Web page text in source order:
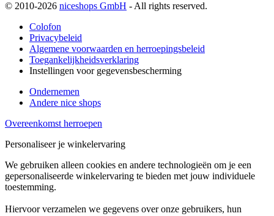
© 2010-2026 niceshops GmbH - All rights reserved.
Colofon
Privacybeleid
Algemene voorwaarden en herroepingsbeleid
Toegankelijkheidsverklaring
Instellingen voor gegevensbescherming
Ondernemen
Andere nice shops
Overeenkomst herroepen
Personaliseer je winkelervaring
We gebruiken alleen cookies en andere technologieën om je een
gepersonaliseerde winkelervaring te bieden met jouw individuele
toestemming.
Hiervoor verzamelen we gegevens over onze gebruikers, hun